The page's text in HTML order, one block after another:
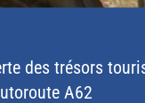
des trésors
A62